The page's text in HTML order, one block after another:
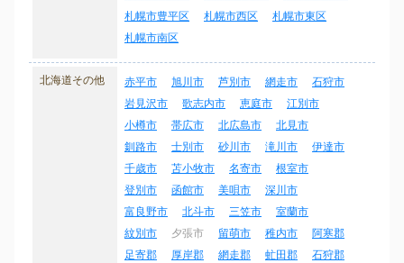
札幌市豊平区
札幌市西区
札幌市東区
札幌市南区
北海道その他 赤平市 旭川市 芦別市 網走市
石狩市
岩見沢市
歌志内市 恵庭市
江別市
小樽市
帯広市 北広島市
北見市
釧路市
士別市 砂川市 滝川市
伊達市
千歳市
苫小牧市 名寄市
根室市
登別市
函館市 美唄市
深川市
富良野市
北斗市 三笠市
室蘭市
紋別市
夕張市 留萌市 稚内市
阿寒郡
足寄郡
厚岸郡 網走郡 虻田郡
石狩郡